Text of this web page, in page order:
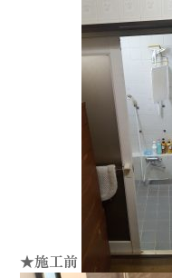
★施工前